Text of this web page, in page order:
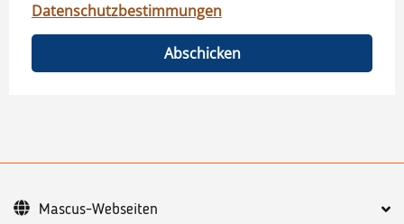
Datenschutzbestimmungen
Abschicken
Mascus-Webseiten